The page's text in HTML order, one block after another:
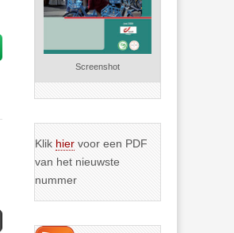
Screenshot
Klik hier voor een PDF
van het nieuwste
nummer